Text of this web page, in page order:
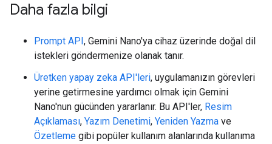
Daha fazla bilgi
Prompt API, Gemini Nano'ya cihaz üzerinde doğal dil
istekleri göndermenize olanak tanır.
Üretken yapay zeka API'leri, uygulamanızın görevleri
yerine getirmesine yardımcı olmak için Gemini
Nano'nun gücünden yararlanır. Bu API'ler, Resim
Açıklaması, Yazım Denetimi, Yeniden Yazma ve
Özetleme gibi popüler kullanım alanlarında kullanıma